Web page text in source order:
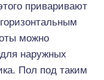
приваривают
можно
для наружных
Пол под таким